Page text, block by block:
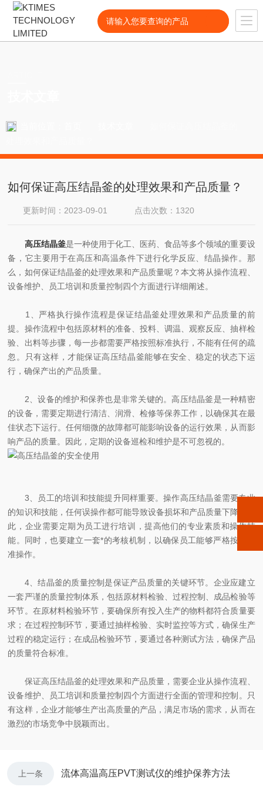
如何保证高压结晶釜的处理效果和产品质量？
更新时间：2023-09-01 点击次数：1320
高压结晶釜是一种使用于化工、医药、食品等多个领域的重要设
备，它主要用于在高压和高温条件下进行化学反应、结晶操作。那
么，如何保证结晶釜的处理效果和产品质量呢？本文将从操作流程、
设备维护、员工培训和质量控制四个方面进行详细阐述。
1、严格执行操作流程是保证结晶釜处理效果和产品质量的前
提。操作流程中包括原材料的准备、投料、调温、观察反应、抽样检
验、出料等步骤，每一步都需要严格按照标准执行，不能有任何的疏
忽。只有这样，才能保证高压结晶釜能够在安全、稳定的状态下运
行，确保产出的产品质量。
2、设备的维护和保养也是非常关键的。高压结晶釜是一种精密
的设备，需要定期进行清洁、润滑、检修等保养工作，以确保其在最
佳状态下运行。任何细微的故障都可能影响设备的运行效果，从而影
响产品的质量。因此，定期的设备巡检和维护是不可忽视的。
3、员工的培训和技能提升同样重要。操作高压结晶釜需要专业
的知识和技能，任何误操作都可能导致设备损坏和产品质量下降。因
此，企业需要定期为员工进行培训，提高他们的专业素质和操作技
能。同时，也要建立一套*的考核机制，以确保员工能够严格按照标
准操作。
4、结晶釜的质量控制是保证产品质量的关键环节。企业应建立
一套严谨的质量控制体系，包括原材料检验、过程控制、成品检验等
环节。在原材料检验环节，要确保所有投入生产的物料都符合质量要
求；在过程控制环节，要通过抽样检验、实时监控等方式，确保生产
过程的稳定运行；在成品检验环节，要通过各种测试方法，确保产品
的质量符合标准。
保证高压结晶釜的处理效果和产品质量，需要企业从操作流程、
设备维护、员工培训和质量控制四个方面进行全面的管理和控制。只
有这样，企业才能够生产出高质量的产品，满足市场的需求，从而在
激烈的市场竞争中脱颖而出。
上一条 流体高温高压PVT测试仪的维护保养方法